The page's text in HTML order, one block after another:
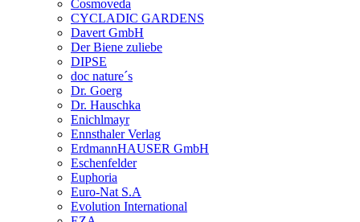
Cosmoveda
CYCLADIC GARDENS
Davert GmbH
Der Biene zuliebe
DIPSE
doc nature´s
Dr. Goerg
Dr. Hauschka
Enichlmayr
Ennsthaler Verlag
ErdmannHAUSER GmbH
Eschenfelder
Euphoria
Euro-Nat S.A
Evolution International